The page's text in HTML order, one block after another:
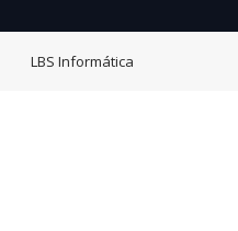
LBS Informática